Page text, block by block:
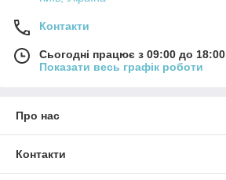
Контакти
Сьогодні працює з 09:00 до 18:00
Показати весь графік роботи
Про нас
Контакти